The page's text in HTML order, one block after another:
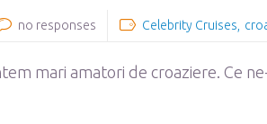
no responses Celebrity Cruises
mari amatori de croaziere. Ce